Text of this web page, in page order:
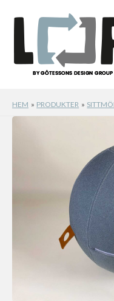
innehåll
HEM PRODUKTER